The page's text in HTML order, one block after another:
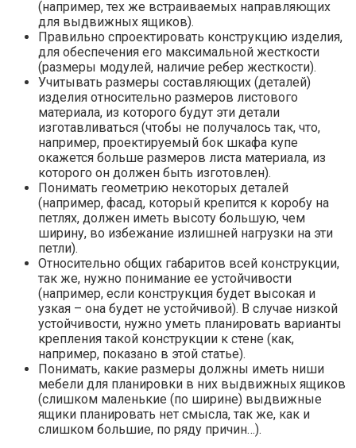
(например, тех же встраиваемых направляющих
для выдвижных ящиков).
Правильно спроектировать конструкцию изделия,
для обеспечения его максимальной жесткости
(размеры модулей, наличие ребер жесткости).
Учитывать размеры составляющих (деталей)
изделия относительно размеров листового
материала, из которого будут эти детали
изготавливаться (чтобы не получалось так, что,
например, проектируемый бок шкафа купе
окажется больше размеров листа материала, из
которого он должен быть изготовлен).
Понимать геометрию некоторых деталей
(например, фасад, который крепится к коробу на
петлях, должен иметь высоту большую, чем
ширину, во избежание излишней нагрузки на эти
петли).
Относительно общих габаритов всей конструкции,
так же, нужно понимание ее устойчивости
(например, если конструкция будет высокая и
узкая – она будет не устойчивой). В случае низкой
устойчивости, нужно уметь планировать варианты
крепления такой конструкции к стене (как,
например, показано в этой статье).
Понимать, какие размеры должны иметь ниши
мебели для планировки в них выдвижных ящиков
(слишком маленькие (по ширине) выдвижные
ящики планировать нет смысла, так же, как и
слишком большие, по ряду причин…).